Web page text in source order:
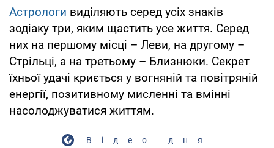
Астрологи виділяють серед усіх знаків
зодіаку три, яким щастить усе життя. Серед
них на першому місці – Леви, на другому –
Стрільці, а на третьому – Близнюки. Секрет
їхньої удачі криється у вогняній та повітряній
енергії, позитивному мисленні та вмінні
насолоджуватися життям.
Відео дня